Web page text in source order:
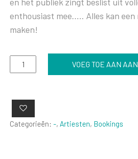
enthousiast mee….. Alles kan een
maken!
René
Froger
VOEG TOE AAN
Categorieën: -, Artiesten, Bookings